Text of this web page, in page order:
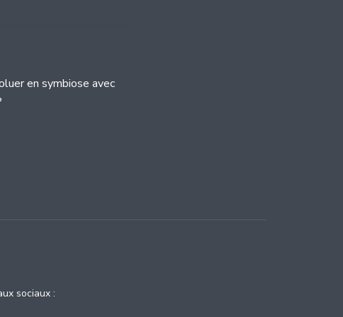
en symbiose avec
sociaux :